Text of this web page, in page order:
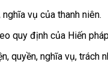
vụ của thanh niên.
quy định của Hiến
quyền, nghĩa vụ, trách